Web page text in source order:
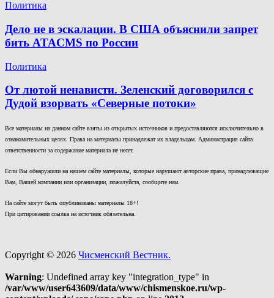
Политика
Дело не в эскалации. В США объяснили запрет
бить ATACMS по России
Политика
От лютой ненависти. Зеленский договорился с
Дудой взорвать «Северные потоки»
Все материалы на данном сайте взяты из открытых источников и предоставляются исключительно в
ознакомительных целях. Права на материалы принадлежат их владельцам. Администрация сайта
ответственности за содержание материала не несет.
Если Вы обнаружили на нашем сайте материалы, которые нарушают авторские права, принадлежащие
Вам, Вашей компании или организации, пожалуйста, сообщите нам.
На сайте могут быть опубликованы материалы 18+!
При цитировании ссылка на источник обязательна.
Copyright © 2026 Чисменский Вестник.
Warning: Undefined array key "integration_type" in
/var/www/user643609/data/www/chismenskoe.ru/wp-